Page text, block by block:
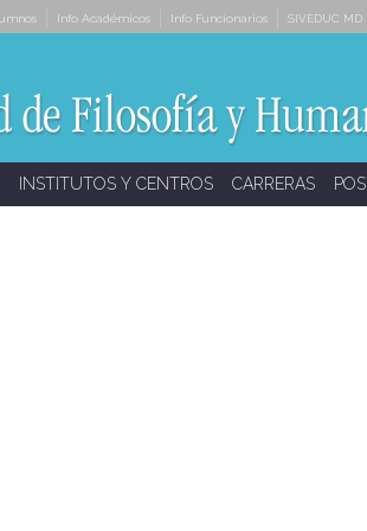
Info Académicos Info Funcionarios SIVEDUC MD
INSTITUTOS Y CENTROS CARRERAS